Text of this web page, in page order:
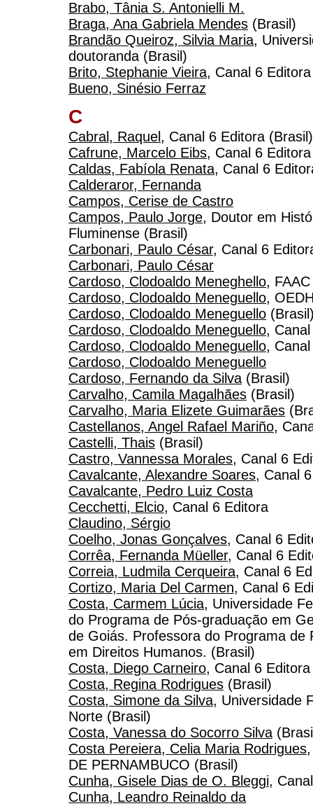
Brabo, Tânia S. Antonielli M.
Braga, Ana Gabriela Mendes (Brasil)
Brandão Queiroz, Silvia Maria,
doutoranda (Brasil)
Brito, Stephanie Vieira, Canal 6 Editora
Bueno, Sinésio Ferraz
C
Cabral, Raquel , Canal 6 Editora (Brasil)
Cafrune, Marcelo Eibs, Canal 6 Editora
Caldas, Fabíola Renata, Canal 6
Calderaror, Fernanda
Campos, Cerise de Castro
Campos, Paulo Jorge, Doutor em
Fluminense (Brasil)
Carbonari, Paulo César, Canal 6
Carbonari, Paulo César
Cardoso, Clodoaldo Meneghello,
Cardoso, Clodoaldo Meneguello,
Cardoso, Clodoaldo Meneguello
Cardoso, Clodoaldo Meneguello,
Cardoso, Clodoaldo Meneguello,
Cardoso, Clodoaldo Meneguello
Cardoso, Fernando da Silva (Brasil)
Carvalho, Camila Magalhães (Brasil)
Carvalho, Maria Elizete Guimarães
Castellanos, Angel Rafael Mariño,
Castelli, Thais (Brasil)
Castro, Vannessa Morales, Canal 6
Cavalcante, Alexandre Soares, Canal
Cavalcante, Pedro Luiz Costa
Cecchetti, Elcio, Canal 6 Editora
Claudino, Sérgio
Coelho, Jonas Gonçalves, Canal 6
Corrêa, Fernanda Müeller, Canal 6
Correia, Ludmila Cerqueira, Canal 6
Cortizo, Maria Del Carmen, Canal 6
Costa, Carmem Lúcia, Universidade
do Programa de Pós-graduação em
de Goiás. Professora do Programa de
em Direitos Humanos. (Brasil)
Costa, Diego Carneiro, Canal 6 Editora
Costa, Regina Rodrigues (Brasil)
Costa, Simone da Silva, Universidade
Norte (Brasil)
Costa, Vanessa do Socorro Silva
Costa Pereiera, Celia Maria Rodrigues
DE PERNAMBUCO (Brasil)
Cunha, Gisele Dias de O. Bleggi,
Cunha, Leandro Reinaldo da